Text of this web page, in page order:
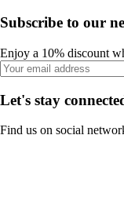
Subscribe to our
Enjoy a 10% discount
Let's stay
Find us on social